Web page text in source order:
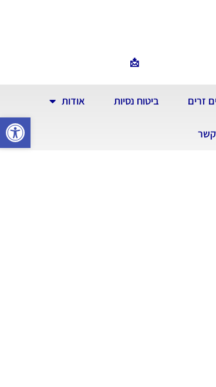
פתח
📩
זרים ביטוח נסיות אודות
קשר